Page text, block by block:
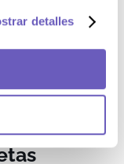
detalles